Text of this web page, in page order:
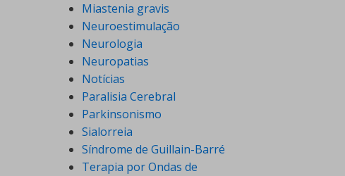
Miastenia gravis
Neuroestimulação
Neurologia
Neuropatias
Notícias
Paralisia Cerebral
Parkinsonismo
Sialorreia
Síndrome de Guillain-Barré
Terapia por Ondas de